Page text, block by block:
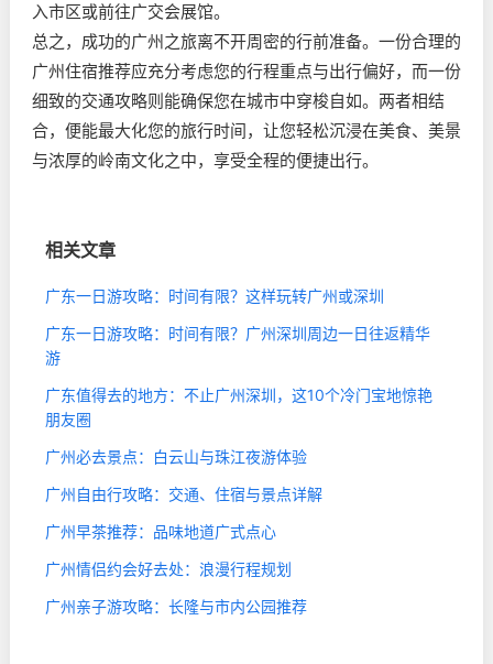
入市区或前往广交会展馆。
总之，成功的广州之旅离不开周密的行前准备。一份合理的
广州住宿推荐应充分考虑您的行程重点与出行偏好，而一份
细致的交通攻略则能确保您在城市中穿梭自如。两者相结
合，便能最大化您的旅行时间，让您轻松沉浸在美食、美景
与浓厚的岭南文化之中，享受全程的便捷出行。
相关文章
广东一日游攻略：时间有限？这样玩转广州或深圳
广东一日游攻略：时间有限？广州深圳周边一日往返精华
游
广东值得去的地方：不止广州深圳，这10个冷门宝地惊艳
朋友圈
广州必去景点：白云山与珠江夜游体验
广州自由行攻略：交通、住宿与景点详解
广州早茶推荐：品味地道广式点心
广州情侣约会好去处：浪漫行程规划
广州亲子游攻略：长隆与市内公园推荐